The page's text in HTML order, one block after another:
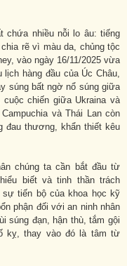
chứa nhiều nỗi lo âu: tiếng
rẽ vì màu da, chủng tộc
vào ngày 16/11/2025 vừa
hàng đầu của Úc Châu,
súng bất ngờ nổ súng giữa
chiến giữa Ukraina và
và Thái Lan còn
đau thương, khẩn thiết kêu
chúng ta cần bắt đầu từ
biết và tinh thần trách
tiến bộ của khoa học kỹ
phận đối với an ninh nhân
súng đạn, hận thù, tắm gội
kỵ, thay vào đó là tâm từ